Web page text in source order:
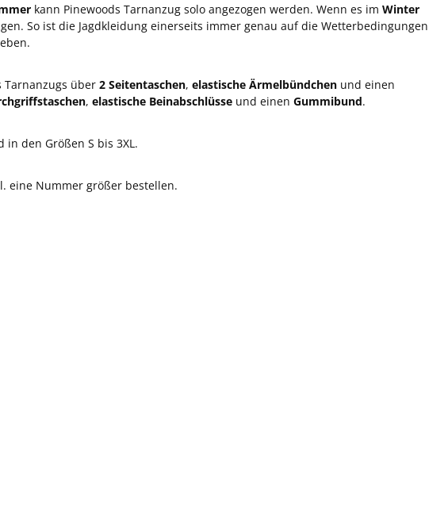
kann Pinewoods Tarnanzug solo angezogen werden. Wenn es im Winter
So ist die Jagdkleidung einerseits immer genau auf die Wetterbedingungen
Tarnanzugs über 2 Seitentaschen, elastische Ärmelbündchen und einen
, elastische Beinabschlüsse und einen Gummibund.
den Größen S bis 3XL.
eine Nummer größer bestellen.